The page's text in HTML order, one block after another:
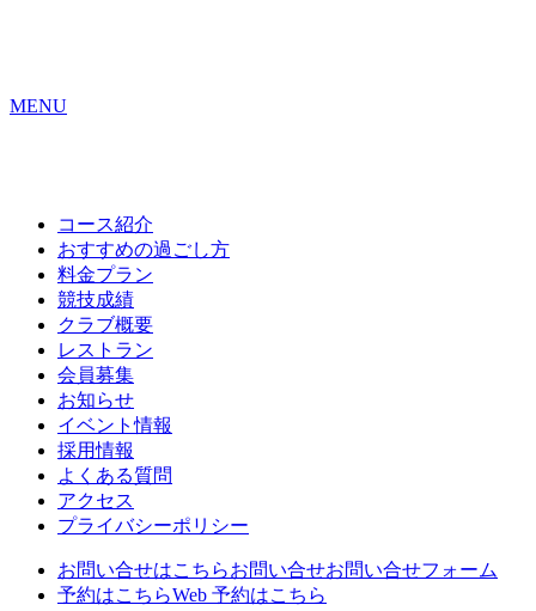
MENU
コース紹介
おすすめの過ごし方
料金プラン
競技成績
クラブ概要
レストラン
会員募集
お知らせ
イベント情報
採用情報
よくある質問
アクセス
プライバシーポリシー
お問い合せはこちらお問い合せお問い合せフォーム
予約はこちらWeb 予約はこちら